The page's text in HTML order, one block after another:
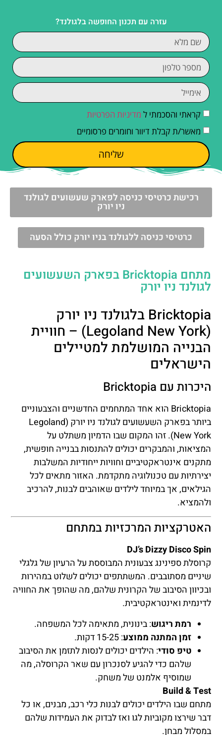
עזרה עם תכנון החופשה בלגולנד?
קראתי והסכמתי ל מדיניות הפרטיות
מאשר/ת קבלת דיוור וחומרים פרסומיים
שליחה
רכישת כרטיסי כניסה לפארק שעשועים לגולנד
ניו יורק
כרטיסי כניסה ללגולנד בניו יורק כולל הסעה
מתחם Bricktopia בפארק השעשועים
לגולנד ניו יורק
Bricktopia בלגולנד ניו יורק
(Legoland New York) – חוויית
הבנייה המושלמת למטיילים
הישראלים
היכרות עם Bricktopia
Bricktopia הוא אחד המתחמים החדשניים והצבעוניים
ביותר בפארק השעשועים לגולנד ניו יורק (Legoland
New York). זהו המקום שבו הדמיון משתלט על
המציאות, והמבקרים יכולים להתנסות בבנייה חופשית,
מתקנים אינטראקטיביים וחוויות ייחודיות המשלבות
יצירתיות עם טכנולוגיה מתקדמת. האזור מתאים לכל
הגילאים, אך במיוחד לילדים שאוהבים לבנות, להרכיב
ולהמציא.
האטרקציות המרכזיות במתחם
DJ’s Dizzy Disco Spin
קרוסלת ספינינג צבעונית המבוססת על הרעיון של גלגלי
שיניים מסתובבים. המשתתפים יכולים לשלוט במהירות
ובכיוון הסיבוב של הקרונית שלהם, מה שהופך את החוויה
לדינמית ואינטראקטיבית.
רמת ריגוש: בינונית, מתאימה לכל המשפחה.
זמן המתנה ממוצע: 15-25 דקות.
טיפ סודי: הילדים יכולים לנסות לתזמן את הסיבוב
שלהם כדי להגיע לסנכרון עם שאר הקרוסלה, מה
שמוסיף אלמנט של משחק.
Build & Test
מתחם שבו הילדים יכולים לבנות כלי רכב, מבנים, או כל
דבר שירצו מקוביות לגו ואז לבדוק את העמידות שלהם
במסלול מבחן.